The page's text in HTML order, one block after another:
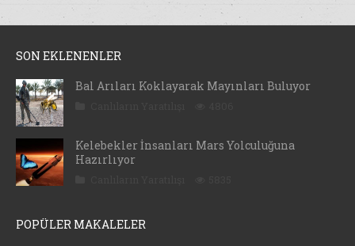
SON EKLENENLER
Bal Arıları Koklayarak Mayınları Buluyor
Kelebekler İnsanları Mars Yolculuğuna
Hazırlıyor
POPÜLER MAKALELER